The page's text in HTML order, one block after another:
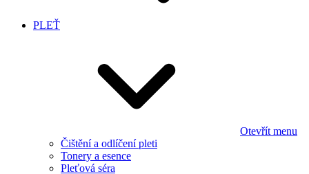
PLEŤ
Otevřít menu
Čištění a odlíčení pleti
Tonery a esence
Pleťová séra